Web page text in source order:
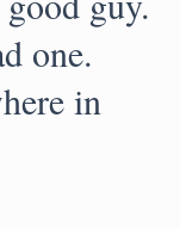
one.
in